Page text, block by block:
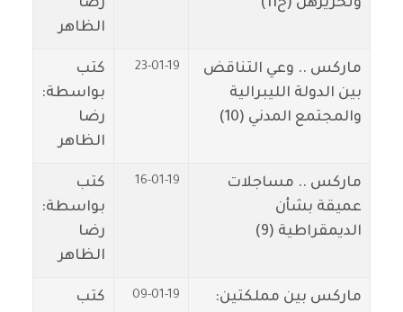
وتحريرهن (ح11)
رضا
الظاهر
ماركس .. وعي التناقض
بين الدولة الليبرالية
والمجتمع المدني (10)
23-01-19
كتب
بواسطة:
رضا
الظاهر
ماركس .. مساجلات
عميقة بشأن
الديمقراطية (9)
16-01-19
كتب
بواسطة:
رضا
الظاهر
ماركس بين مملكتين:
09-01-19
كتب